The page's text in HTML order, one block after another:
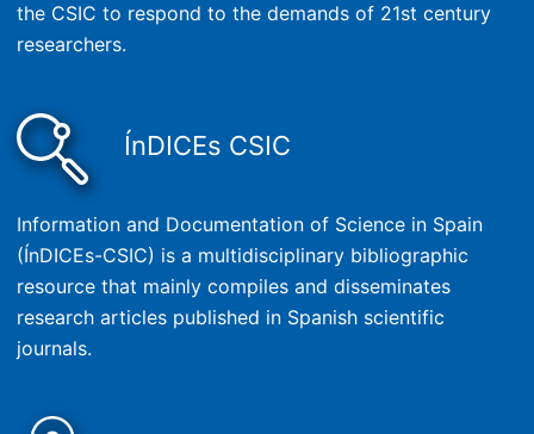
the CSIC to respond to the demands of 21st century
researchers.
ÍnDICEs CSIC
Information and Documentation of Science in Spain
(ÍnDICEs-CSIC) is a multidisciplinary bibliographic
resource that mainly compiles and disseminates
research articles published in Spanish scientific
journals.